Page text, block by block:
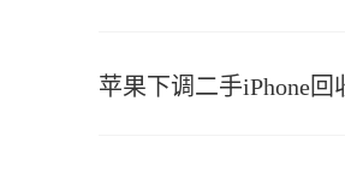
苹果下调二手iPhone回